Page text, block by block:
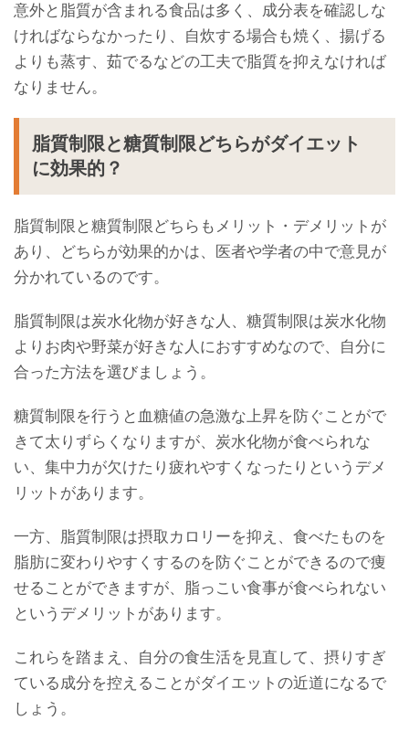
意外と脂質が含まれる食品は多く、成分表を確認しな
ければならなかったり、自炊する場合も焼く、揚げる
よりも蒸す、茹でるなどの工夫で脂質を抑えなければ
なりません。
脂質制限と糖質制限どちらがダイエット
に効果的？
脂質制限と糖質制限どちらもメリット・デメリットが
あり、どちらが効果的かは、医者や学者の中で意見が
分かれているのです。
脂質制限は炭水化物が好きな人、糖質制限は炭水化物
よりお肉や野菜が好きな人におすすめなので、自分に
合った方法を選びましょう。
糖質制限を行うと血糖値の急激な上昇を防ぐことがで
きて太りずらくなりますが、炭水化物が食べられな
い、集中力が欠けたり疲れやすくなったりというデメ
リットがあります。
一方、脂質制限は摂取カロリーを抑え、食べたものを
脂肪に変わりやすくするのを防ぐことができるので痩
せることができますが、脂っこい食事が食べられない
というデメリットがあります。
これらを踏まえ、自分の食生活を見直して、摂りすぎ
ている成分を控えることがダイエットの近道になるで
しょう。